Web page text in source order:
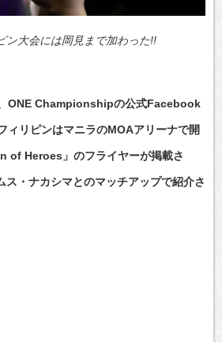
ン大会には岡見まで加わった!!
ONE Championshipの公式Facebook
ィリピンはマニラのMOAアリーナで開
of Heroes」のフライヤーが掲載さ
ス・ナカシマとのマッチアップで紹介さ